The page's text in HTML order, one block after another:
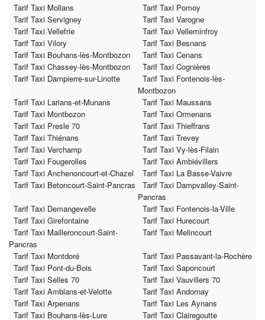
Tarif Taxi Mollans
Tarif Taxi Pomoy
Tarif Taxi Servigney
Tarif Taxi Varogne
Tarif Taxi Vellefrie
Tarif Taxi Velleminfroy
Tarif Taxi Vilory
Tarif Taxi Besnans
Tarif Taxi Bouhans-lès-Montbozon
Tarif Taxi Cenans
Tarif Taxi Chassey-lès-Montbozon
Tarif Taxi Cognières
Tarif Taxi Dampierre-sur-Linotte
Tarif Taxi Fontenois-lès-
Montbozon
Tarif Taxi Larians-et-Munans
Tarif Taxi Maussans
Tarif Taxi Montbozon
Tarif Taxi Ormenans
Tarif Taxi Presle 70
Tarif Taxi Thieffrans
Tarif Taxi Thiénans
Tarif Taxi Trevey
Tarif Taxi Verchamp
Tarif Taxi Vy-lès-Filain
Tarif Taxi Fougerolles
Tarif Taxi Ambiévillers
Tarif Taxi Anchenoncourt-et-Chazel
Tarif Taxi La Basse-Vaivre
Tarif Taxi Betoncourt-Saint-Pancras
Tarif Taxi Dampvalley-Saint-
Pancras
Tarif Taxi Demangevelle
Tarif Taxi Fontenois-la-Ville
Tarif Taxi Girefontaine
Tarif Taxi Hurecourt
Tarif Taxi Mailleroncourt-Saint-
Pancras
Tarif Taxi Melincourt
Tarif Taxi Montdoré
Tarif Taxi Passavant-la-Rochère
Tarif Taxi Pont-du-Bois
Tarif Taxi Saponcourt
Tarif Taxi Selles 70
Tarif Taxi Vauvillers 70
Tarif Taxi Amblans-et-Velotte
Tarif Taxi Andornay
Tarif Taxi Arpenans
Tarif Taxi Les Aynans
Tarif Taxi Bouhans-lès-Lure
Tarif Taxi Clairegoutte